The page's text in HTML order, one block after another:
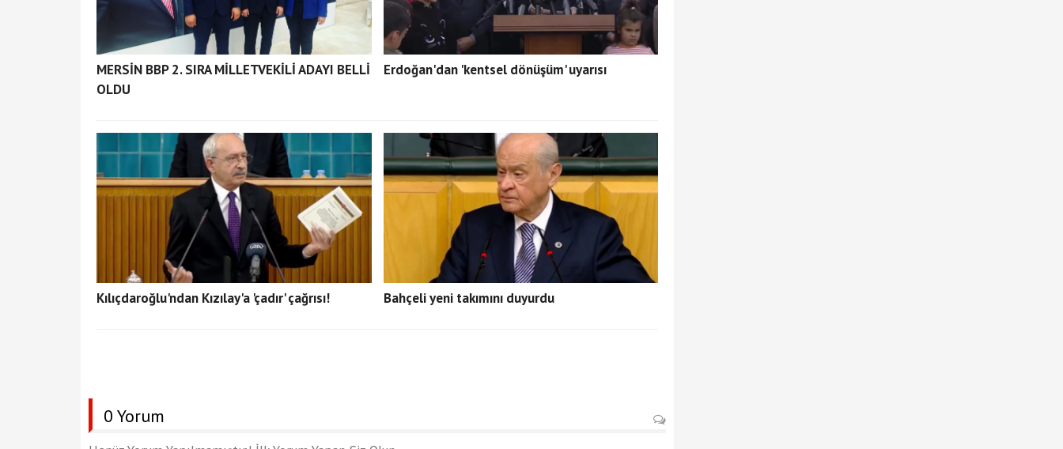
MERSİN BBP 2. SIRA MİLLETVEKİLİ ADAYI BELLİ
OLDU
Erdoğan'dan 'kentsel dönüşüm' uyarısı
Kılıçdaroğlu'ndan Kızılay'a 'çadır' çağrısı! Bahçeli yeni takımını duyurdu
0 Yorum